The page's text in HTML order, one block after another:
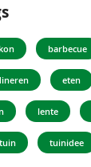
barbecue
eten
lente
tuin tuinidee